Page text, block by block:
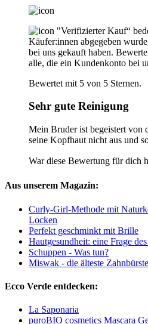
"Verifizierter Kauf“
Käufer:innen abgegeben
bei uns gekauft haben.
alle, die ein Kundenkonto bei
Bewertet mit 5 von 5 Sternen.
Sehr gute Reinigung
Mein Bruder ist begeistert von
seine Kopfhaut nicht aus und
War diese Bewertung für dich
Aus unserem Magazin:
Curly-Girl-Methode mit
Locken
Perfekt geschminkt mit Brille
Hautgesundheit: eine Frage
Schuppen - Was tun?
Miswak - die älteste
Ecco Verde entdecken:
La Saponaria
puroBIO cosmetics Mascara